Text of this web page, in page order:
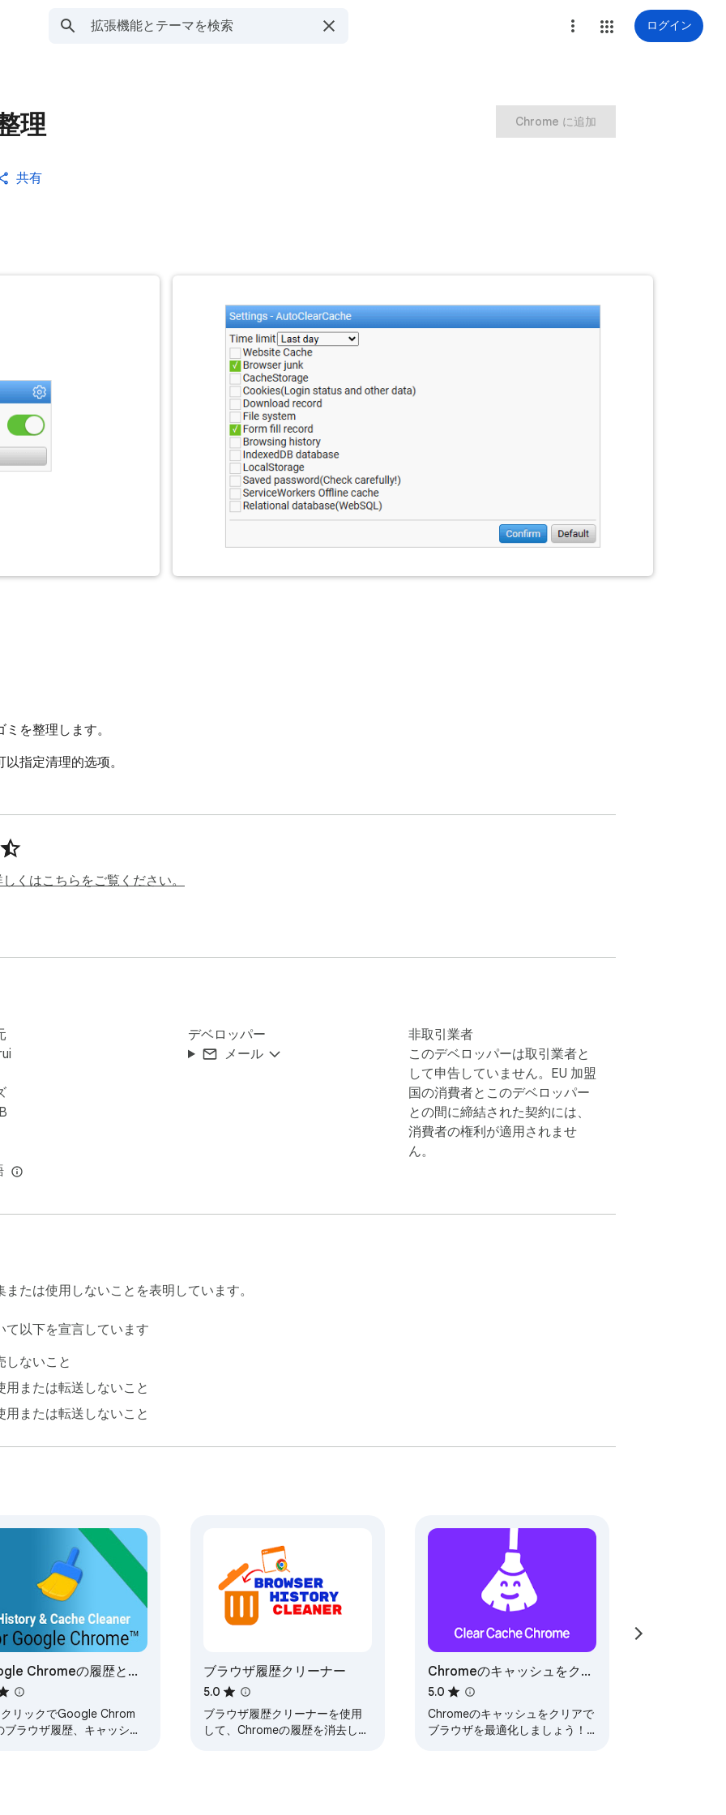
ログイン
理
共有
Chrome に追加
を整理します。
指定清理的选项。
くはこちらをご覧ください。
デベロッパー
メール
非取引業者
このデベロッパーは取引業者と
して申告していません。EU 加盟
国の消費者とこのデベロッパー
との間に締結された契約には、
消費者の権利が適用されませ
ん。
たは使用しないことを表明しています。
以下を宣言しています
しないこと
または転送しないこと
または転送しないこと
Chromeの履歴とキ
ュクリーナー
リックでGoogle Chrom
ブラウザ履歴、キャッシ
ブラウザ履歴クリーナー
5.0
ブラウザ履歴クリーナーを使用
して、Chromeの履歴を消去し、
Chromeのキャッシュをクリ
ア
5.0
Chromeのキャッシュをクリアで
ブラウザを最適化しましょう！